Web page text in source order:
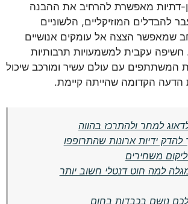
דתיות מאפשרת להרחיב את ההבנה
להבדלים המוזיקליים, הלשוניים
שמאפשר הצצה אל עומקים אנושיים
חשיפה עקבית למשמעויות תרבותיות
המשתתפים עם עולם עשיר ומורכב שיכול
הדעה הקדומה שהייתה קיימת.
למחר ולהתרכז בהווה
להדק ידיות ארונות שהתרופפו
משחירים
למה חוט דנטלי חשוב יותר
נושם בכבדות בחום